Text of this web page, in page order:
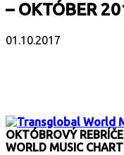
– OKTÓBER
01.10.2017
OKTÓBROVÝ
WORLD MUSIC CHART